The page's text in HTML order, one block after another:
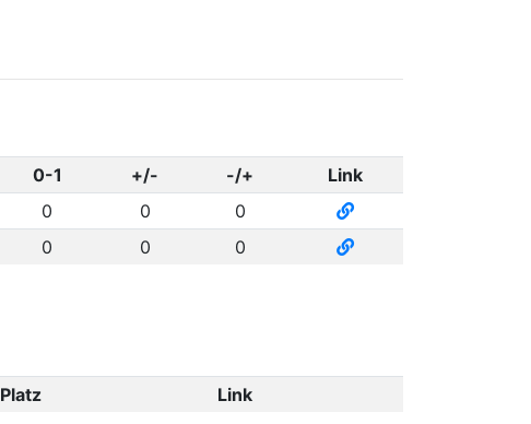
0-1 +/- -/+
Link
0 0
0
0 0 0
Platz Link